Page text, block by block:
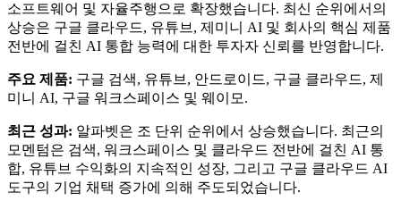
소프트웨어 및 자율주행으로 확장했습니다. 최신 순위에서의
상승은 구글 클라우드, 유튜브, 제미니 AI 및 회사의 핵심 제품
전반에 걸친 AI 통합 능력에 대한 투자자 신뢰를 반영합니다.
주요 제품: 구글 검색, 유튜브, 안드로이드, 구글 클라우드, 제
미니 AI, 구글 워크스페이스 및 웨이모.
최근 성과: 알파벳은 조 단위 순위에서 상승했습니다. 최근의
모멘텀은 검색, 워크스페이스 및 클라우드 전반에 걸친 AI 통
합, 유튜브 수익화의 지속적인 성장, 그리고 구글 클라우드 AI
도구의 기업 채택 증가에 의해 주도되었습니다.